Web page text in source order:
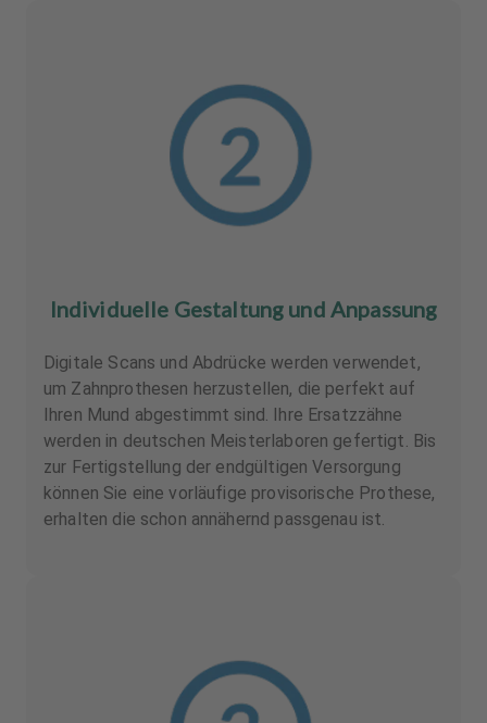
Individuelle Gestaltung und Anpassung
Digitale Scans und Abdrücke werden verwendet,
um Zahnprothesen herzustellen, die perfekt auf
Ihren Mund abgestimmt sind. Ihre Ersatzzähne
werden in deutschen Meisterlaboren gefertigt. Bis
zur Fertigstellung der endgültigen Versorgung
können Sie eine vorläufige provisorische Prothese,
erhalten die schon annähernd passgenau ist.